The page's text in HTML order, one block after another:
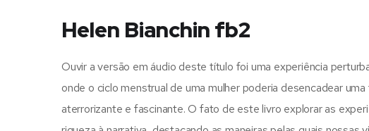
Helen Bianchin fb2
Ouvir a versão em áudio deste título foi uma experiência
onde o ciclo menstrual de uma mulher poderia desencadear
aterrorizante e fascinante. O fato de este livro explorar as